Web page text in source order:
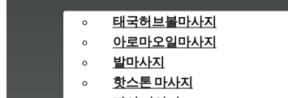
태국허브볼마사지
아로마오일마사지
발마사지
핫스톤 마사지